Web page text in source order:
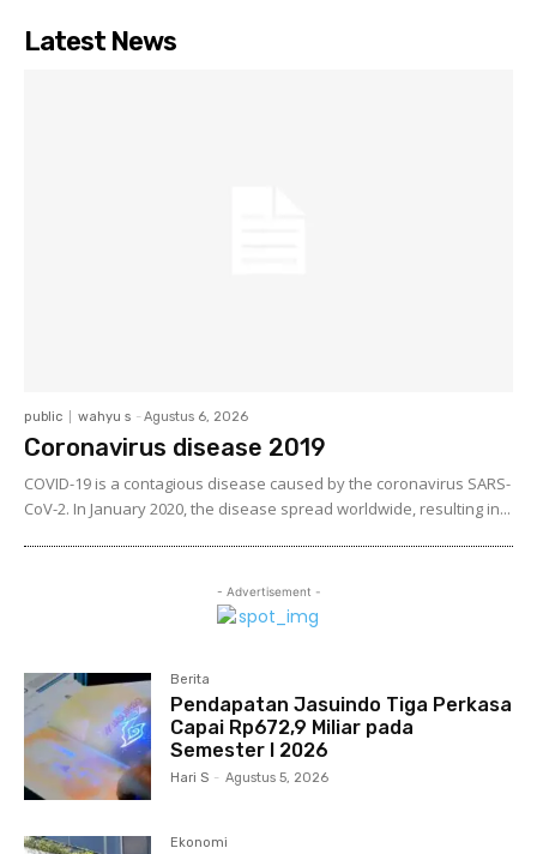
Latest News
public wahyu s - Agustus 6, 2026
Coronavirus disease 2019
COVID-19 is a contagious disease caused by the coronavirus SARS-
CoV-2. In January 2020, the disease spread worldwide, resulting in...
- Advertisement -
Berita
Pendapatan Jasuindo Tiga Perkasa
Capai Rp672,9 Miliar pada
Semester I 2026
Hari S - Agustus 5, 2026
Ekonomi